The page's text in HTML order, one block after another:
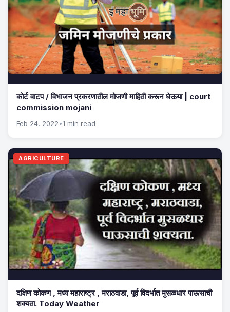
कोर्ट वाटप / विभाजन प्रकरणातील मोजणी माहिती करून घेऊया | court
commission mojani
Feb 24, 2022•1 min read
AGRICULTURE
दक्षिण कोकण , मध्य महाराष्ट्र , मराठवाडा, पूर्व विदर्भात मुसळधार पाऊसाची
शक्यता. Today Weather